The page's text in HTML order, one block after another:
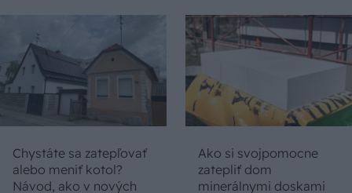
Chystáte sa zatepľovať
alebo meniť kotol?
Návod, ako v nových
Ako si svojpomocne
zatepliť dom
minerálnymi doskami